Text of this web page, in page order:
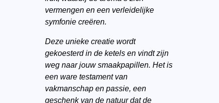
vermengen en een verleidelijke
symfonie creëren.
Deze unieke creatie wordt
gekoesterd in de ketels en vindt zijn
weg naar jouw smaakpapillen. Het is
een ware testament van
vakmanschap en passie, een
geschenk van de natuur dat de